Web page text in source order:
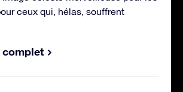
ceux qui, hélas, souffrent